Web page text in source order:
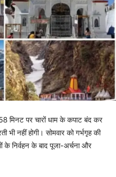
मिनट पर चारों धाम के कपाट बंद कर
भी नहीं होगी। सोमवार को गर्भगृह की
निर्वहन के बाद पूजा-अर्चना और